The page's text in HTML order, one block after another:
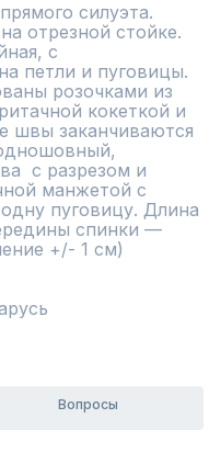
силуэта.
отрезной стойке.
с
петли и пуговицы.
розочками из
кокеткой и
швы заканчиваются
с разрезом и
манжетой с
пуговицу. Длина
спинки —
+/- 1 см)
Вопросы